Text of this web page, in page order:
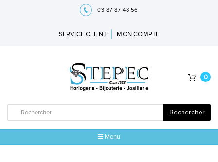
03 87 87 48 56
SERVICE CLIENT MON COMPTE
Rechercher
0
Menu